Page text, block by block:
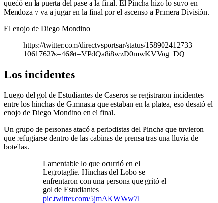
quedó en la puerta del pase a la final. El Pincha hizo lo suyo en
Mendoza y va a jugar en la final por el ascenso a Primera División.
El enojo de Diego Mondino
https://twitter.com/directvsportsar/status/158902412733
1061762?s=46&t=VPdQa8i8wzD0mwKVVog_DQ
Los incidentes
Luego del gol de Estudiantes de Caseros se registraron incidentes
entre los hinchas de Gimnasia que estaban en la platea, eso desató el
enojo de Diego Mondino en el final.
Un grupo de personas atacó a periodistas del Pincha que tuvieron
que refugiarse dentro de las cabinas de prensa tras una lluvia de
botellas.
Lamentable lo que ocurrió en el
Legrotaglie. Hinchas del Lobo se
enfrentaron con una persona que gritó el
gol de Estudiantes
pic.twitter.com/5jmAKWWw7l